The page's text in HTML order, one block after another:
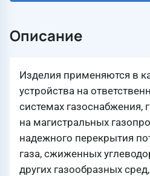
Описание
Изделия применяются в
устройства на
системах газоснабжения,
на магистральных
надежного перекрытия
газа, сжиженных
других газообразных